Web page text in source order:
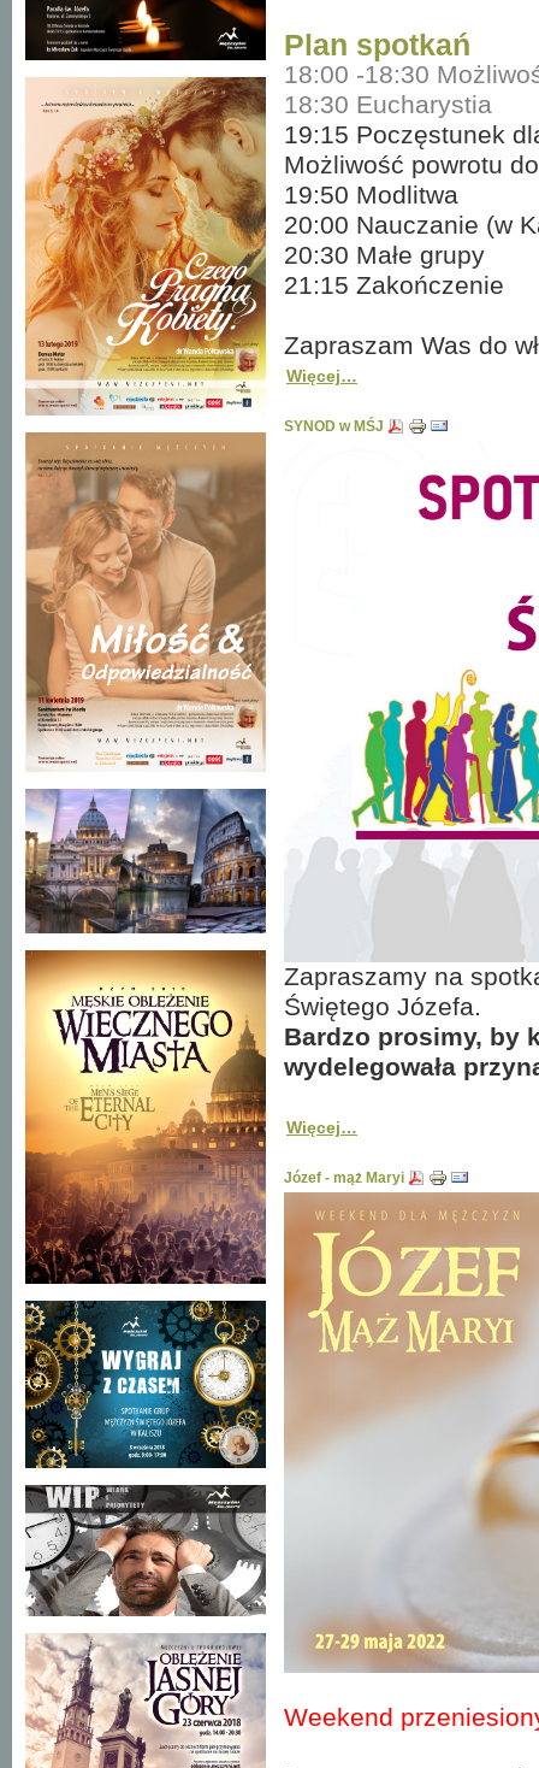
Plan spotkań
18:00 -18:30
18:30 Eucharystia
19:15 Poczęstunek
Możliwość powrotu
19:50 Modlitwa
20:00 Nauczanie (w
20:30 Małe grupy
21:15 Zakończenie
Zapraszam Was do
Więcej…
SYNOD w MŚJ
Zapraszamy na
Świętego Józefa.
Bardzo prosimy, by
wydelegowała
Więcej…
Józef - mąż Maryi
Weekend